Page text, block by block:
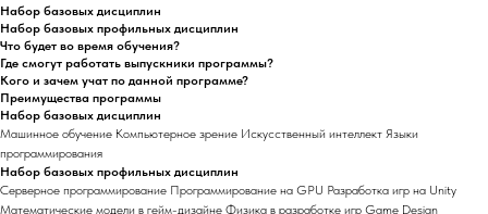
Набор базовых дисциплин
Набор базовых профильных дисциплин
Что будет во время обучения?
Где смогут работать выпускники программы?
Кого и зачем учат по данной программе?
Преимущества программы
Набор базовых дисциплин
Машинное обучение Компьютерное зрение Искусственный интеллект Языки
программирования
Набор базовых профильных дисциплин
Серверное программирование Программирование на GPU Разработка игр на Unity
Математические модели в гейм-дизайне Физика в разработке игр Game Design